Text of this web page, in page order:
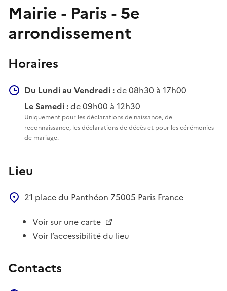
Mairie - Paris - 5e
arrondissement
Horaires
Du Lundi au Vendredi :de 08h30 à 17h00
Le Samedi :de 09h00 à 12h30
Uniquement pour les déclarations de naissance, de
reconnaissance, les déclarations de décès et pour les cérémonies
de mariage.
Lieu
21 place du Panthéon 75005 Paris France
Voir sur une carte
Voir l’accessibilité du lieu
Contacts